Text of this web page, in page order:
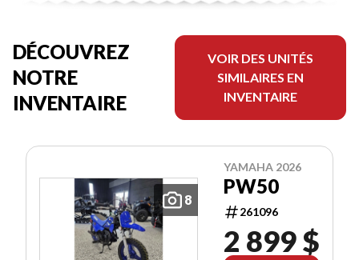
DÉCOUVREZ
NOTRE
INVENTAIRE
VOIR DES UNITÉS
SIMILAIRES EN
INVENTAIRE
8
YAMAHA 2026
PW50
261096
2 899 $